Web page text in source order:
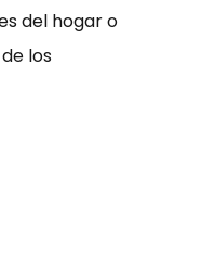
del hogar o
los